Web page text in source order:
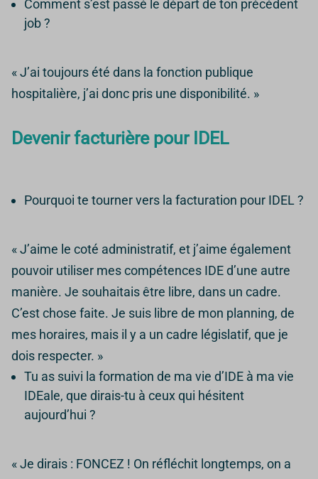
Comment s’est passé le départ de ton précédent
job ?
« J’ai toujours été dans la fonction publique
hospitalière, j’ai donc pris une disponibilité. »
Devenir facturière pour IDEL
Pourquoi te tourner vers la facturation pour IDEL ?
« J’aime le coté administratif, et j’aime également
pouvoir utiliser mes compétences IDE d’une autre
manière. Je souhaitais être libre, dans un cadre.
C’est chose faite. Je suis libre de mon planning, de
mes horaires, mais il y a un cadre législatif, que je
dois respecter. »
Tu as suivi la formation de ma vie d’IDE à ma vie
IDEale, que dirais-tu à ceux qui hésitent
aujourd’hui ?
« Je dirais : FONCEZ ! On réfléchit longtemps, on a